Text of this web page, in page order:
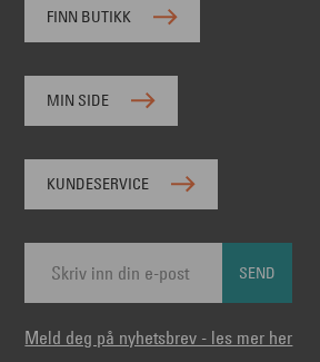
FINN BUTIKK
MIN SIDE
KUNDESERVICE
SEND
Meld deg på nyhetsbrev - les mer her